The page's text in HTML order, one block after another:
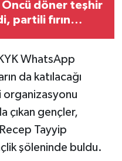
Öncü döner teşhir
partili fırın
WhatsApp
da katılacağı
çıkan gençler,
Tayyip
şöleninde buldu.